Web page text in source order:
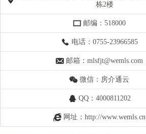
栋2楼
邮编：518000
电话：0755-23966585
邮箱：mlsfjt@wemls.com
微信：房介通云
QQ：4000811202
网址：http://www.wemls.cn